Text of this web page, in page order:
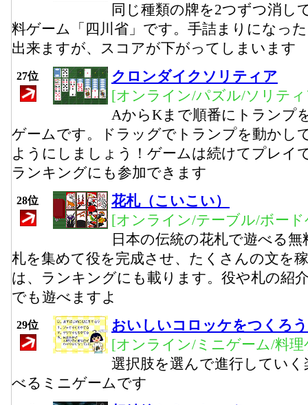
同じ種類の牌を2つずつ消し
料ゲーム「四川省」です。手詰まりになっ
出来ますが、スコアが下がってしまいます
27位
クロンダイクソリティア
[オンライン/パズル/ソリテ
AからKまで順番にトランプ
ゲームです。ドラッグでトランプを動かし
ようにしましょう！ゲームは続けてプレイ
ランキングにも参加できます
28位
花札（こいこい）
[オンライン/テーブル/ボー
日本の伝統の花札で遊べる
札を集めて役を完成させ、たくさんの文を
は、ランキングにも載ります。役や札の紹
でも遊べますよ
29位
おいしいコロッケをつくろ
[オンライン/ミニゲーム/料
選択肢を選んで進行してい
べるミニゲームです